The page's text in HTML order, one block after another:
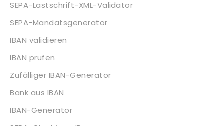
SEPA-Lastschrift-XML-Validator
SEPA-Mandatsgenerator
IBAN validieren
IBAN prüfen
Zufälliger IBAN-Generator
Bank aus IBAN
IBAN-Generator